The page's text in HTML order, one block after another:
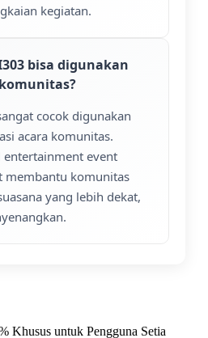
kegiatan.
bisa digunakan
cocok digunakan
acara komunitas.
entertainment event
membantu komunitas
yang lebih dekat,
Khusus untuk Pengguna Setia